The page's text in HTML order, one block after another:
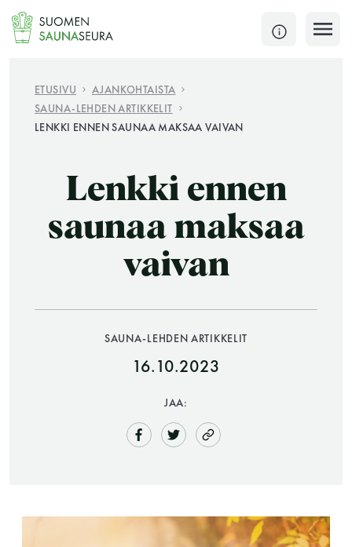
Siirry
sisältöön
SULJE
Jokaisen kuun 1. lauantai on jaettu ja jokaisen kuun
KATSO TARKEMMAT AUKIOLOAJAT
JÄSENSIVUT
Saunatalo on avoinna
ETUSIVU
AJANKOHTAISTA
SAUNA-LEHDEN ARTIKKELIT
LENKKI ENNEN SAUNAA MAKSAA VAIVAN
Lenkki ennen
saunaa maksaa
vaivan
SAUNA-LEHDEN ARTIKKELIT
16.10.2023
JAA: